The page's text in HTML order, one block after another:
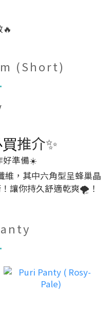
(Short)
推介✨
好準備☀️
維，其中六角型呈蜂巢晶
讓你持久舒適乾爽🌪 ！